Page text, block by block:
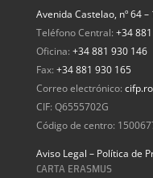
Avenida Castelao, nº 64
Teléfono Central: +34
Oficina: +34 881 930 146
Fax: +34 881 930 165
Correo electrónico:
CIF: Q6555702G
Código de centro:
Aviso Legal – Política de
CARTA ERASMUS